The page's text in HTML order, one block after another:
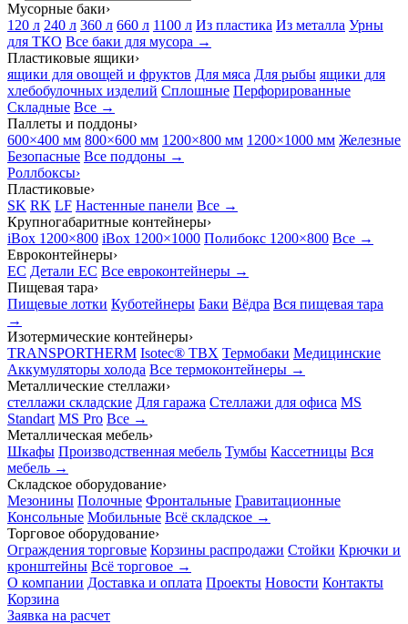
Мусорные баки›
120 л 240 л 360 л 660 л 1100 л Из пластика Из металла Урны
для ТКО Все баки для мусора →
Пластиковые ящики›
ящики для овощей и фруктов Для мяса Для рыбы ящики для
хлебобулочных изделий Сплошные Перфорированные
Складные Все →
Паллеты и поддоны›
600×400 мм 800×600 мм 1200×800 мм 1200×1000 мм Железные
Безопасные Все поддоны →
Роллбоксы›
Пластиковые›
SK RK LF Настенные панели Все →
Крупногабаритные контейнеры›
iBox 1200×800 iBox 1200×1000 Полибокс 1200×800 Все →
Евроконтейнеры›
EC Детали EC Все евроконтейнеры →
Пищевая тара›
Пищевые лотки Куботейнеры Баки Вёдра Вся пищевая тара
→
Изотермические контейнеры›
TRANSPORTHERM Isotec® TBX Термобаки Медицинские
Аккумуляторы холода Все термоконтейнеры →
Металлические стеллажи›
стеллажи складские Для гаража Стеллажи для офиса MS
Standart MS Pro Все →
Металлическая мебель›
Шкафы Производственная мебель Тумбы Кассетницы Вся
мебель →
Складское оборудование›
Мезонины Полочные Фронтальные Гравитационные
Консольные Мобильные Всё складское →
Торговое оборудование›
Ограждения торговые Корзины распродажи Стойки Крючки и
кронштейны Всё торговое →
О компании Доставка и оплата Проекты Новости Контакты
Корзина
Заявка на расчет